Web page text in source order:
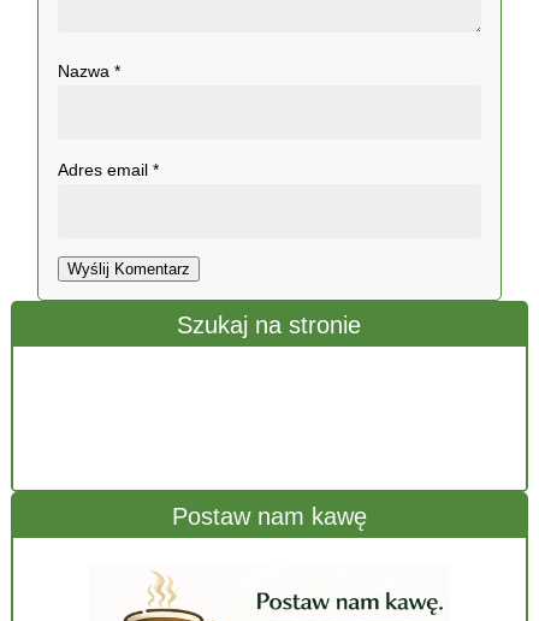
Szukaj na stronie
Postaw nam kawę
Nazwa*
Adres email*
Wyślij Komentarz